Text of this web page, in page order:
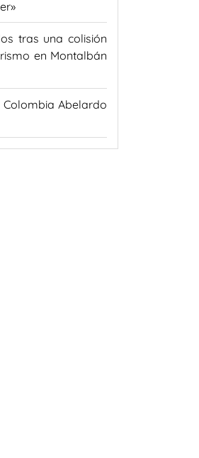
tras una colisión
en Montalbán
Colombia Abelardo